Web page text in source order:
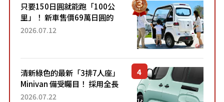
只要150日圓就能跑「100公
里」！ 新車售價69萬日圓的
「3人座」Trike大受歡迎！ 順
2026.07.12
清新綠色的最新「3排7人座」
Minivan 備受矚目！ 採用全長
4.7公尺剛剛好的車身尺寸與
2026.07.22